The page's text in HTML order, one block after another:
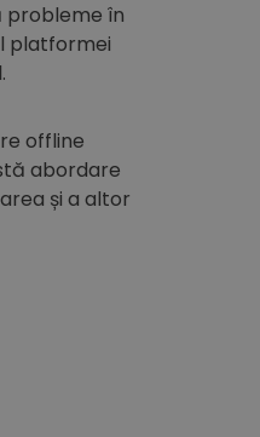
în
platformei
offline
abordare
și a altor